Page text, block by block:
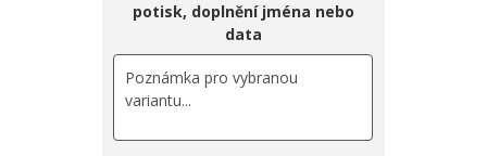
potisk, doplnění jména nebo
data